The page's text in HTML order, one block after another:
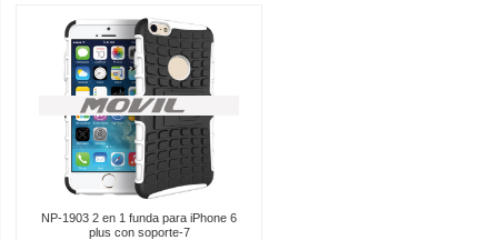
NP-1903 2 en 1 funda para iPhone 6
plus con soporte-7